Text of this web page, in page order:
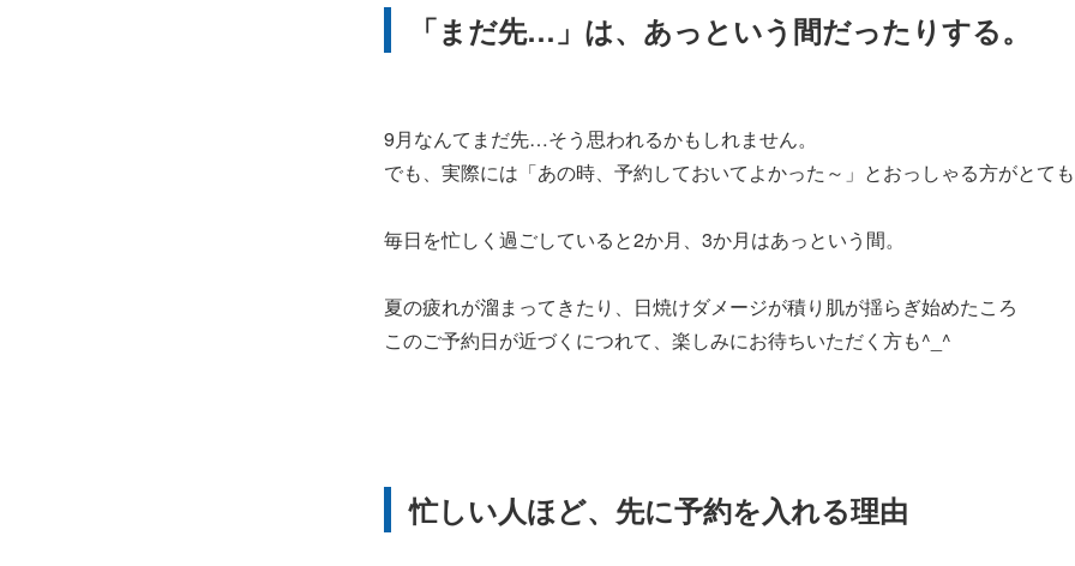
「まだ先…」は、あっという間だったりする。
9月なんてまだ先…そう思われるかもしれません。
でも、実際には「あの時、予約しておいてよかった～」とおっしゃる方がとて
毎日を忙しく過ごしていると2か月、3か月はあっという間。
夏の疲れが溜まってきたり、日焼けダメージが積り肌が揺らぎ始めたころ
このご予約日が近づくにつれて、楽しみにお待ちいただく方も^_^
忙しい人ほど、先に予約を入れる理由